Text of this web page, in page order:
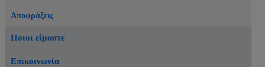
Αποφράξεις
Ποιοι είμαστε
Επικοινωνία